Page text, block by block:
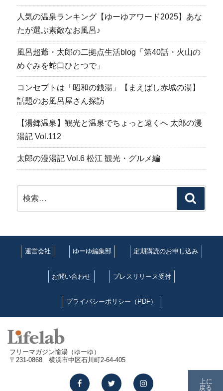
人気の温泉ランキング【ゆーゆアワード2025】あな
たが選ぶ素敵なお風呂♪
風呂超爺・太郎の二拠点生活blog「第40話・火山の
めぐみを蛇口ひとつで」
コンセプトは「昭和の銭湯」【まえばし赤城の湯】
話題のお風呂屋さん探訪
【湯郷温泉】観光と温泉でちょっと遠くへ 太郎の漫
湯記 Vol.112
太郎の漫湯記 Vol.6 松江 観光・グルメ編
索
運営会社 ゆーゆ編集部 定期購読のお申し込み
お問い合わせ プレスリリース受付
プライバシーポリシー（PDF）
フリーマガジン愉湯（ゆーゆ）
〒231-0868 横浜市中区石川町2-64-405
facebooktwitter instagram
上に
戻る